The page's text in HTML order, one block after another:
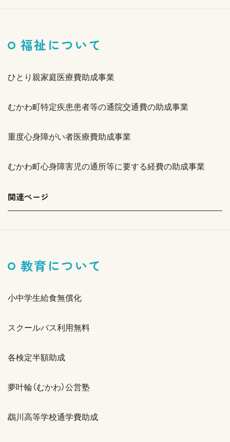
福祉について
ひとり親家庭医療費助成事業
むかわ町特定疾患患者等の通院交通費の助成事業
重度心身障がい者医療費助成事業
むかわ町心身障害児の通所等に要する経費の助成事業
関連ページ
教育について
小中学生給食無償化
スクールバス利用無料
各検定半額助成
夢叶輪（むかわ）公営塾
鵡川高等学校通学費助成